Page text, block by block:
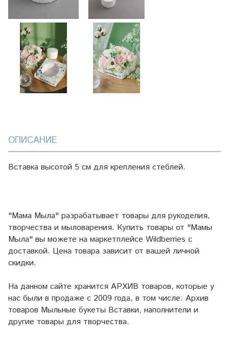
ОПИСАНИЕ
Вставка высотой 5 см для крепления стеблей.
"Мама Мыла" разрабатывает товары для рукоделия,
творчества и мыловарения. Купить товары от "Мамы
Мыла" вы можете на маркетплейсе Wildberries с
доставкой. Цена товара зависит от вашей личной
скидки.
На данном сайте хранится АРХИВ товаров, которые у
нас были в продаже с 2009 года, в том числе: Архив
товаров Мыльные букеты Вставки, наполнители и
другие товары для творчества.